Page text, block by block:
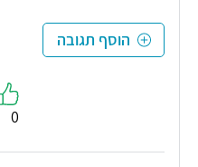
הוסף תגובה
0